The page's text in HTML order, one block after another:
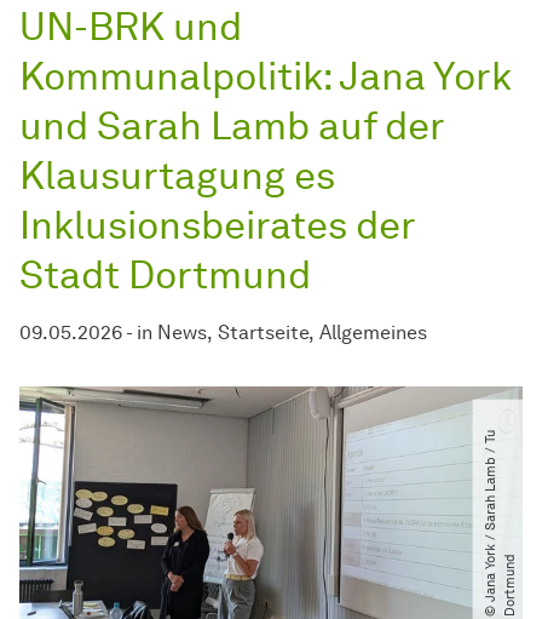
UN-BRK und
Kommunalpolitik: Jana York
und Sarah Lamb auf der
Klausurtagung es
Inklusionsbeirates der
Stadt Dortmund
09.05.2026 - in News Startseite Allgemeines
©
J
a
n
a
Yo
r
k
​
/​
S
a
r
a
h
L
a
m
b
​
/​
T
u
D
o
r
t
m
u
nd